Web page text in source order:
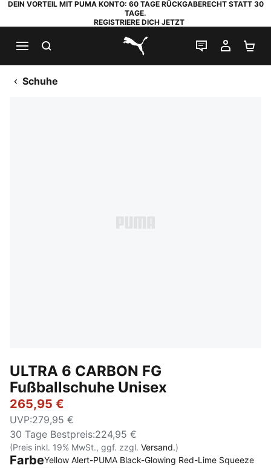
DEIN VORTEIL MIT PUMA KONTO: 60 TAGE RÜCKGABERECHT STATT 30
TAGE.
REGISTRIERE DICH JETZT
PUMA.com
LIVE-CHAT
MEIN
Schuhe
ULTRA 6 CARBON FG
Fußballschuhe Unisex
265,95 €
UVP:279,95 €
30 Tage Bestpreis:224,95 €
(Preis inkl. 19% MwSt., ggf. zzgl. Versand.)
FarbeYellow Alert-PUMA Black-Glowing Red-Lime Squeeze